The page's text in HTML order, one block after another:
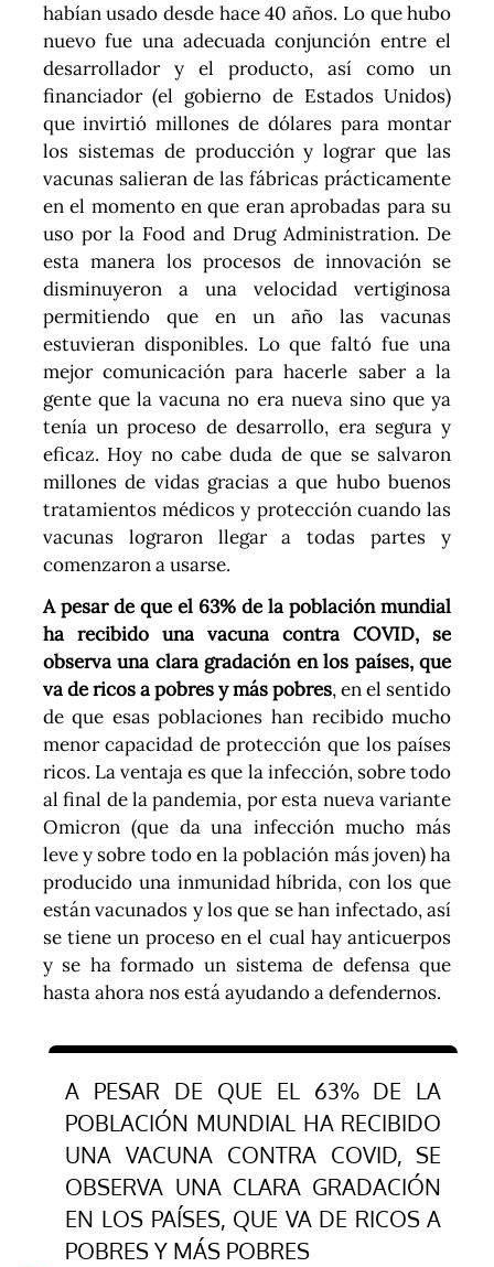
habían usado desde hace 40 años. Lo que hubo
nuevo fue una adecuada conjunción entre el
desarrollador y el producto, así como un
financiador (el gobierno de Estados Unidos)
que invirtió millones de dólares para montar
los sistemas de producción y lograr que las
vacunas salieran de las fábricas prácticamente
en el momento en que eran aprobadas para su
uso por la Food and Drug Administration. De
esta manera los procesos de innovación se
disminuyeron a una velocidad vertiginosa
permitiendo que en un año las vacunas
estuvieran disponibles. Lo que faltó fue una
mejor comunicación para hacerle saber a la
gente que la vacuna no era nueva sino que ya
tenía un proceso de desarrollo, era segura y
eficaz. Hoy no cabe duda de que se salvaron
millones de vidas gracias a que hubo buenos
tratamientos médicos y protección cuando las
vacunas lograron llegar a todas partes y
comenzaron a usarse.
A pesar de que el 63% de la población mundial
ha recibido una vacuna contra COVID, se
observa una clara gradación en los países, que
va de ricos a pobres y más pobres, en el sentido
de que esas poblaciones han recibido mucho
menor capacidad de protección que los países
ricos. La ventaja es que la infección, sobre todo
al final de la pandemia, por esta nueva variante
Omicron (que da una infección mucho más
leve y sobre todo en la población más joven) ha
producido una inmunidad híbrida, con los que
están vacunados y los que se han infectado, así
se tiene un proceso en el cual hay anticuerpos
y se ha formado un sistema de defensa que
hasta ahora nos está ayudando a defendernos.
A PESAR DE QUE EL 63% DE LA
POBLACIÓN MUNDIAL HA RECIBIDO
UNA VACUNA CONTRA COVID, SE
OBSERVA UNA CLARA GRADACIÓN
EN LOS PAÍSES, QUE VA DE RICOS A
POBRES Y MÁS POBRES